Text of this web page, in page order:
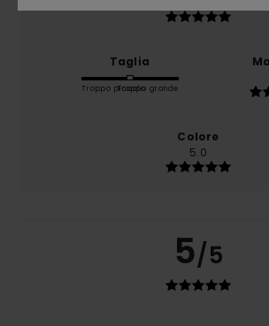
Taglia
Troppo piccoloTroppo grande
Colore
5.0
5/5